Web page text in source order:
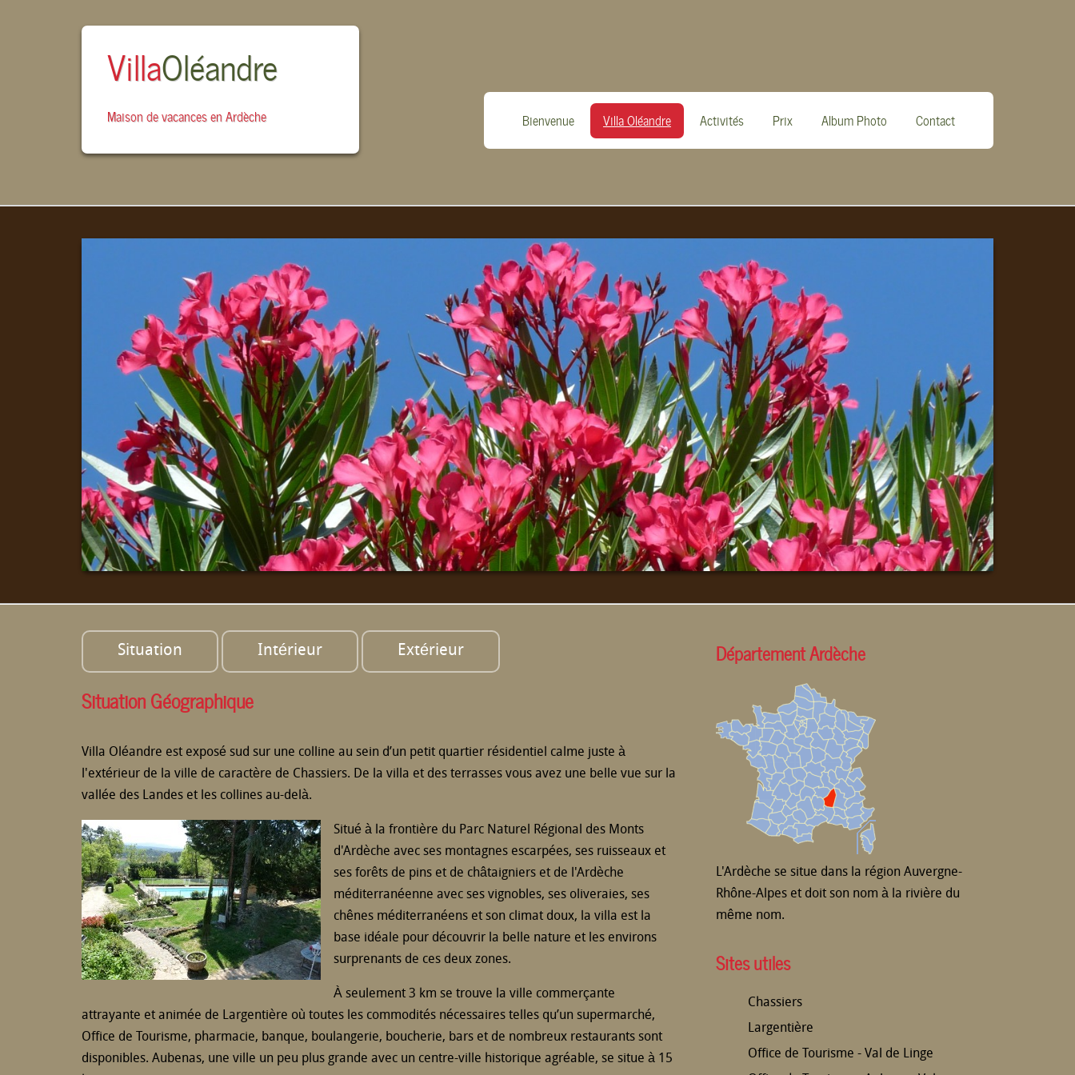
VillaOléandre
Maison de vacances en Ardèche Bienvenue Villa Oléandre Activités Prix Album Photo Contact
Situation Intérieur Extérieur
Situation Géographique
Villa Oléandre est exposé sud sur une colline au sein d’un petit quartier résidentiel calme juste à
l'extérieur de la ville de caractère de Chassiers. De la villa et des terrasses vous avez une belle vue sur la
vallée des Landes et les collines au-delà.
Situé à la frontière du Parc Naturel Régional des Monts
d'Ardèche avec ses montagnes escarpées, ses ruisseaux et
ses forêts de pins et de châtaigniers et de l'Ardèche
méditerranéenne avec ses vignobles, ses oliveraies, ses
chênes méditerranéens et son climat doux, la villa est la
base idéale pour découvrir la belle nature et les environs
surprenants de ces deux zones.
À seulement 3 km se trouve la ville commerçante
attrayante et animée de Largentière où toutes les commodités nécessaires telles qu’un supermarché,
Office de Tourisme, pharmacie, banque, boulangerie, boucherie, bars et de nombreux restaurants sont
disponibles. Aubenas, une ville un peu plus grande avec un centre-ville historique agréable, se situe à 15
Département Ardèche
L'Ardèche se situe dans la région Auvergne-
Rhône-Alpes et doit son nom à la rivière du
même nom.
Sites utiles
Chassiers
Largentière
Office de Tourisme - Val de Linge